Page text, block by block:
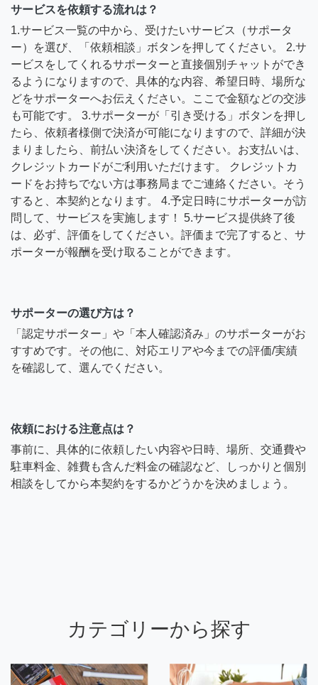
サービスを依頼する流れは？
1.サービス一覧の中から、受けたいサービス（サポータ
ー）を選び、「依頼相談」ボタンを押してください。 2.サ
ービスをしてくれるサポーターと直接個別チャットができ
るようになりますので、具体的な内容、希望日時、場所な
どをサポーターへお伝えください。ここで金額などの交渉
も可能です。 3.サポーターが「引き受ける」ボタンを押し
たら、依頼者様側で決済が可能になりますので、詳細が決
まりましたら、前払い決済をしてください。お支払いは、
クレジットカードがご利用いただけます。 クレジットカ
ードをお持ちでない方は事務局までご連絡ください。そう
すると、本契約となります。 4.予定日時にサポーターが訪
問して、サービスを実施します！ 5.サービス提供終了後
は、必ず、評価をしてください。評価まで完了すると、サ
ポーターが報酬を受け取ることができます。
サポーターの選び方は？
「認定サポーター」や「本人確認済み」のサポーターがお
すすめです。その他に、対応エリアや今までの評価/実績
を確認して、選んでください。
依頼における注意点は？
事前に、具体的に依頼したい内容や日時、場所、交通費や
駐車料金、雑費も含んだ料金の確認など、しっかりと個別
相談をしてから本契約をするかどうかを決めましょう。
カテゴリーから探す